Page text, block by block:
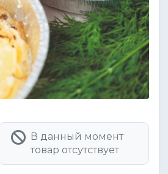
В данный момент
товар отсутствует